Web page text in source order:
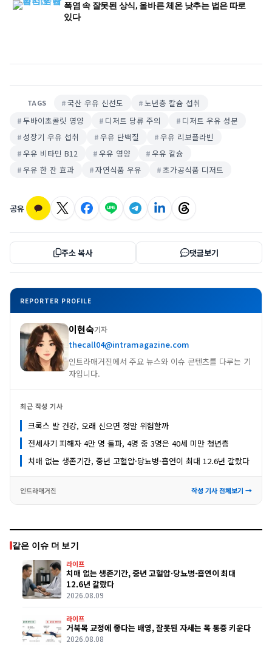
폭염 속 잘못된 상식, 올바른 체온 낮추는 법은 따로
있다
TAGS 국산 우유 신선도
노년층 칼슘 섭취
두바이초콜릿 영양
디저트 당류 주의
디저트 우유 성분
성장기 우유 섭취
우유 단백질
우유 리보플라빈
우유 비타민 B12
우유 영양
우유 칼슘
우유 한 잔 효과
자연식품 우유 초가공식품 디저트
공유
주소 복사 댓글보기
REPORTER PROFILE
이현숙기자
thecall04@intramagazine.com
인트라매거진에서 주요 뉴스와 이슈 콘텐츠를 다루는 기
자입니다.
최근 작성 기사
크록스 발 건강, 오래 신으면 정말 위험할까
전세사기 피해자 4만 명 돌파, 4명 중 3명은 40세 미만 청년층
치매 없는 생존기간, 중년 고혈압·당뇨병·흡연이 최대 12.6년 갈랐다
인트라매거진 작성 기사 전체보기 →
같은 이슈 더 보기
라이프
치매 없는 생존기간, 중년 고혈압·당뇨병·흡연이 최대
12.6년 갈랐다
2026.08.09
라이프
거북목 교정에 좋다는 배영, 잘못된 자세는 목 통증 키운다
2026.08.08